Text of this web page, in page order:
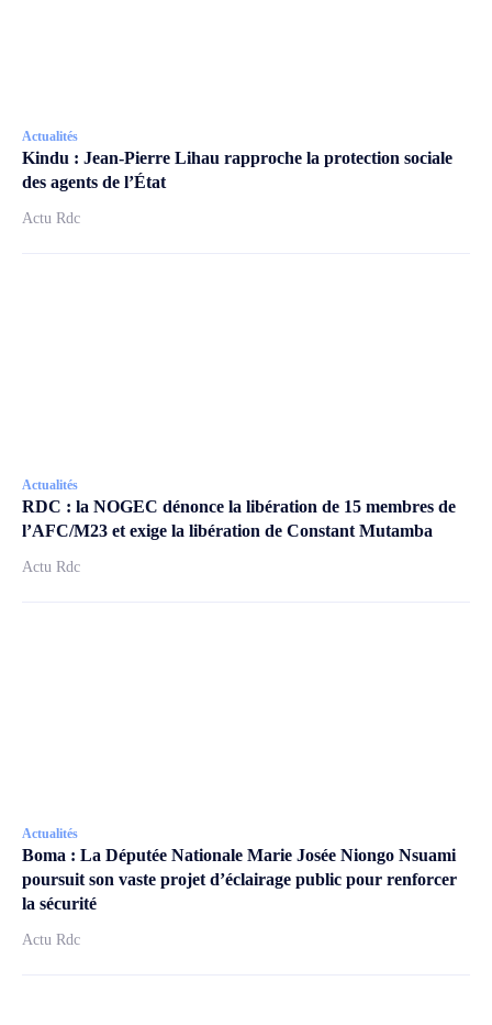
Actualités
Kindu : Jean-Pierre Lihau rapproche la protection sociale
des agents de l’État
Actu Rdc
Actualités
RDC : la NOGEC dénonce la libération de 15 membres de
l’AFC/M23 et exige la libération de Constant Mutamba
Actu Rdc
Actualités
Boma : La Députée Nationale Marie Josée Niongo Nsuami
poursuit son vaste projet d’éclairage public pour renforcer
la sécurité
Actu Rdc